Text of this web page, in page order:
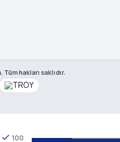
hakları saklıdır.
100